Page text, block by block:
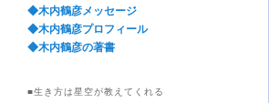
◆木内鶴彦メッセージ
◆木内鶴彦プロフィール
◆木内鶴彦の著書
■生き方は星空が教えてくれる